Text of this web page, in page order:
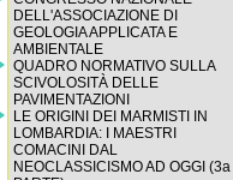
DELL'ASSOCIAZIONE DI
GEOLOGIA APPLICATA E
AMBIENTALE
QUADRO NORMATIVO SULLA
SCIVOLOSITÀ DELLE
PAVIMENTAZIONI
LE ORIGINI DEI MARMISTI IN
LOMBARDIA: I MAESTRI
COMACINI DAL
NEOCLASSICISMO AD OGGI (3a